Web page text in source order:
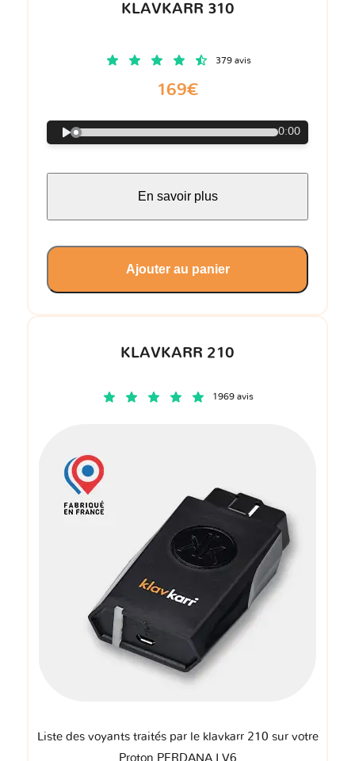
KLAVKARR 210
1969 avis
Liste des voyants traités par le klavkarr 210 sur votre
Proton PERDANA I V6
KLAVKARR 310
379 avis
169€
0:00
En savoir plus
Ajouter au panier